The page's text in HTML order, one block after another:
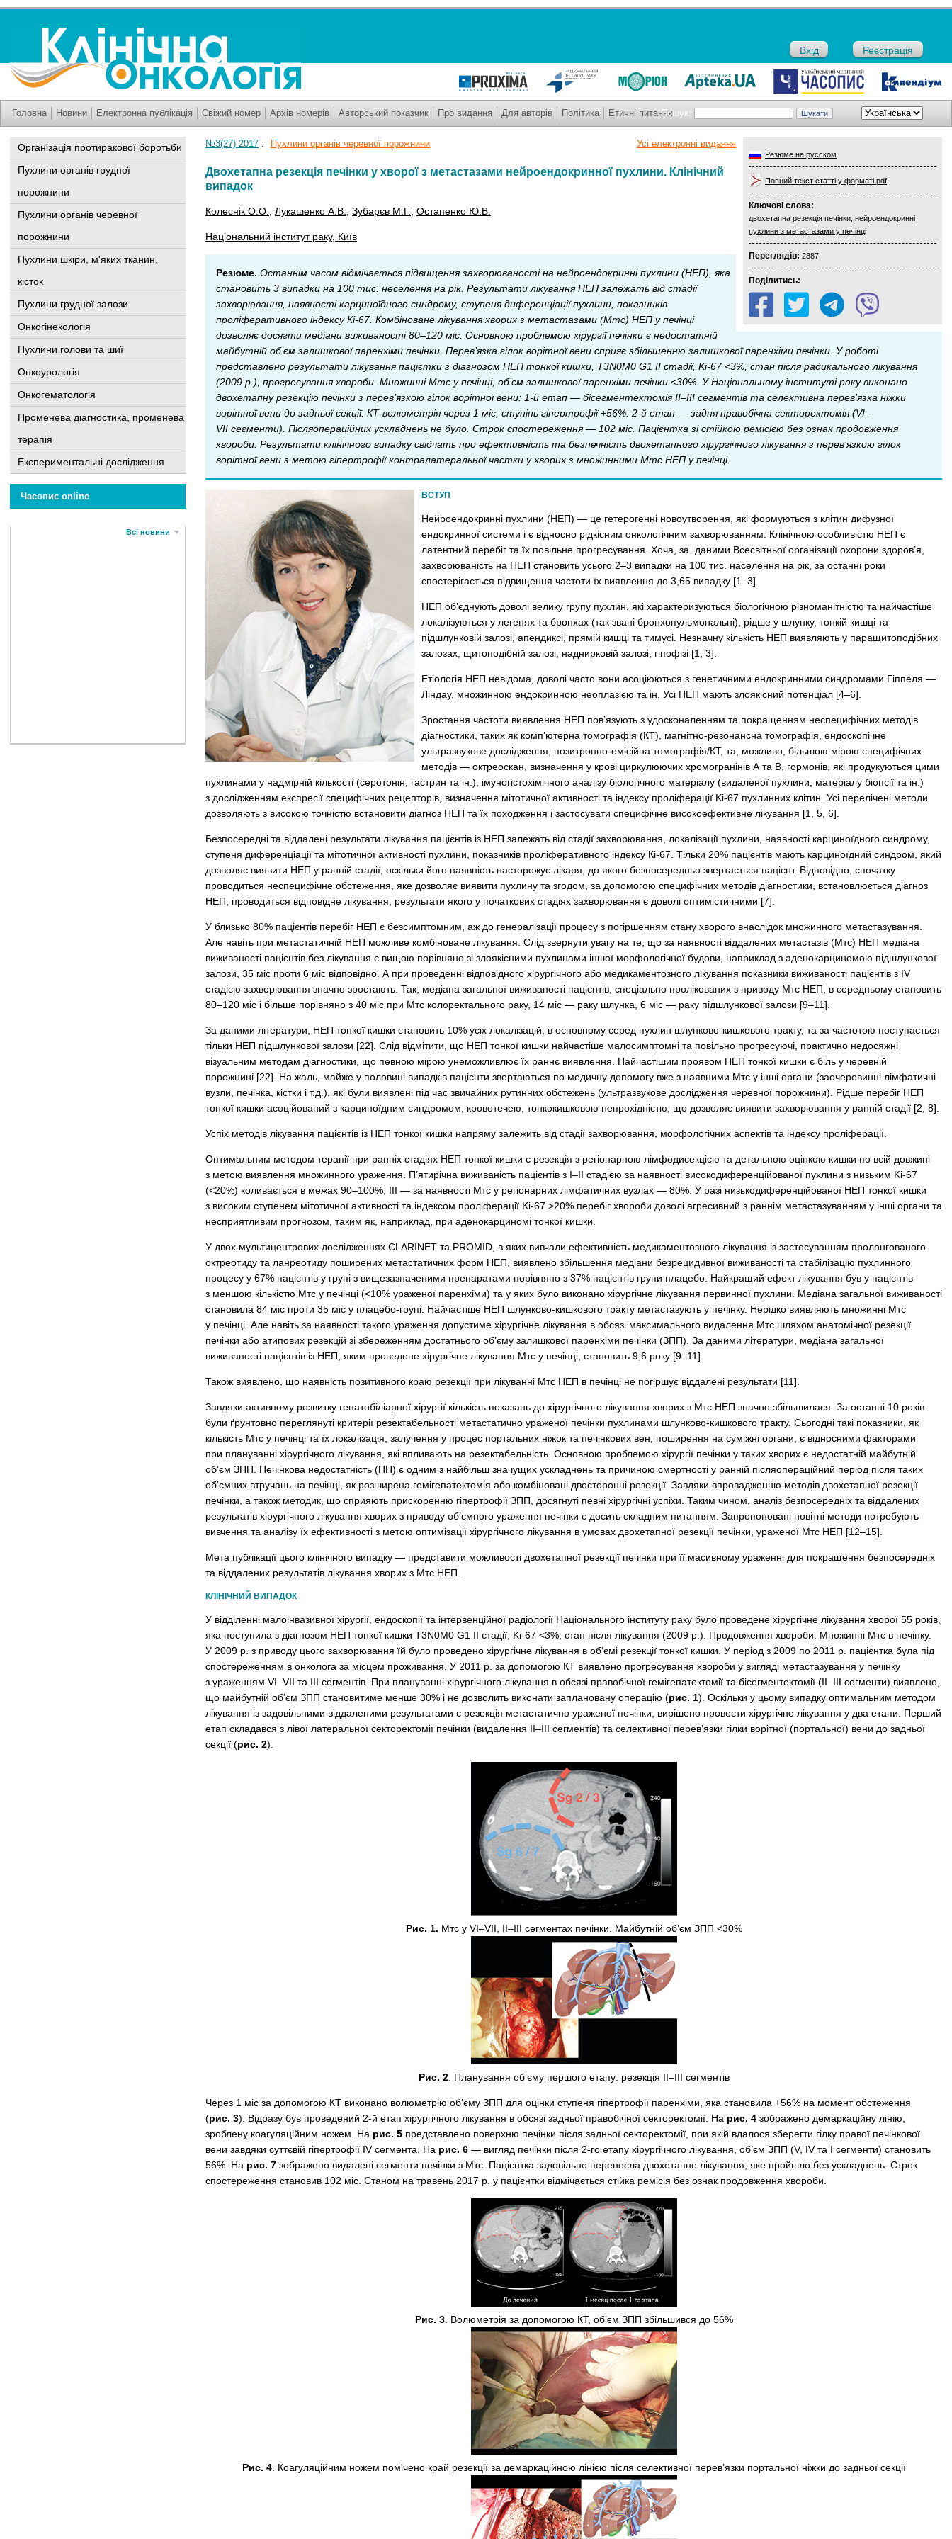
Вхід Реєстрація
Пошук:
Головна Новини Електронна публікація Свіжий номер Архів номерів Авторський показчик Про видання Для авторів Політика Етичні питання
Організація протиракової боротьби
Пухлини органів грудної
порожнини
Пухлини органів черевної
порожнини
Пухлини шкіри, м'яких тканин,
кісток
Пухлини грудної залози
Онкогінекологія
Пухлини голови та шиї
Онкоурологія
Онкогематологія
Променева діагностика, променева
терапія
Експериментальні дослідження
Часопис online
Всі новини
Резюме на русском
Повний текст статті у форматі pdf
Ключові слова:
двохетапна резекція печінки нейроендокринні
пухлини з метастазами у печінці
Переглядів: 2887
Поділитись:
Усі електронні видання
№3(27) 2017 : Пухлини органів черевної порожнини
Двохетапна резекція печінки у хворої з метастазами нейроендокринної пухлини. Клінічний
випадок
Колеснік О.О. Лукашенко А.В. Зубарєв М.Г. Остапенко Ю.В.
Національний інститут раку, Київ
Резюме. Останнім часом відмічається підвищення захворюваності на нейроендокринні пухлини (НЕП), яка
становить 3 випадки на 100 тис. неселення на рік. Результати лікування НЕП залежать від стадії
захворювання, наявності карциноїдного синдрому, ступеня диференціації пухлини, показників
проліферативного індексу Кi-67. Комбіноване лікування хворих з метастазами (Мтс) НЕП у печінці
дозволяє досягти медіани виживаності 80–120 міс. Основною проблемою хірургії печінки є недостатній
майбутній об’єм залишкової паренхіми печінки. Перев’язка гілок ворітної вени сприяє збільшенню залишкової паренхіми печінки. У роботі
представлено результати лікування пацієтки з діагнозом НЕП тонкої кишки, T3N0M0 G1 ІІ стадії, Ki-67 <3%, стан після радикального лікування
(2009 р.), прогресування хвороби. Множинні Мтс у печінці, об’єм залишкової паренхіми печінки <30%. У Національному інституті раку виконано
двохетапну резекцію печінки з перев’язкою гілок ворітної вени: 1-й етап — бісегментектомія II–III сегментів та селективна перев’язка ніжки
ворітної вени до задньої секції. КТ-волюметрія через 1 міс, ступінь гіпертрофії +56%. 2-й етап — задня правобічна секторектомія (VI–
VII сегменти). Післяопераційних ускладнень не було. Строк спостереження — 102 міс. Пацієнтка зі стійкою ремісією без ознак продовження
хвороби. Результати клінічного випадку свідчать про ефективність та безпечність двохетапного хірургічного лікування з перев’язкою гілок
ворітної вени з метою гіпертрофії контралатеральної частки у хворих з множинними Мтс НЕП у печінці.
ВСТУП
Нейроендокринні пухлини (НЕП) — це гетерогенні новоутворення, які формуються з клітин дифузної
ендокринної системи і є відносно рідкісним онкологічним захворюванням. Клінічною особливістю НЕП є
латентний перебіг та їх повільне прогресування. Хоча, за даними Всесвітньої організації охорони здоров’я,
захворюваність на НЕП становить усього 2–3 випадки на 100 тис. населення на рік, за останні роки
спостерігається підвищення частоти їх виявлення до 3,65 випадку [1–3].
НЕП об’єднують доволі велику групу пухлин, які характеризуються біологічною різноманітністю та найчастіше
локалізуються у легенях та бронхах (так звані бронхопульмональні), рідше у шлунку, тонкій кишці та
підшлунковій залозі, апендиксі, прямій кишці та тимусі. Незначну кількість НЕП виявляють у паращитоподібних
залозах, щитоподібній залозі, наднирковій залозі, гіпофізі [1, 3].
Етіологія НЕП невідома, доволі часто вони асоціюються з генетичними ендокринними синдромами Гіппеля —
Ліндау, множинною ендокринною неоплазією та ін. Усі НЕП мають злоякісний потенціал [4–6].
Зростання частоти виявлення НЕП пов’язують з удосконаленням та покращенням неспецифічних методів
діагностики, таких як комп’ютерна томографія (КТ), магнітно-резонансна томографія, ендоскопічне
ультразвукове дослідження, позитронно-емісійна томографія/КТ, та, можливо, більшою мірою специфічних
методів — октрео­скан, визначення у крові циркулюючих хромогранінів А та В, гормонів, які продукуються цими
пухлинами у надмірній кількості (серотонін, гастрин та ін.), імуногістохімічного аналізу біологічного матеріалу (видаленої пухлини, матеріалу біопсії та ін.)
з дослідженням експресії специфічних рецепторів, визначення мітотичної активності та індексу проліферації Ki-67 пухлинних клітин. Усі перелічені методи
дозволяють з високою точністю встановити діагноз НЕП та їх походження і застосувати специфічне високоефективне лікування [1, 5, 6].
Безпосередні та віддалені результати лікування пацієнтів із НЕП залежать від стадії захворювання, локалізації пухлини, наявності карциноїдного синдрому,
ступеня диференціації та мітотичної активності пухлини, показників проліферативного індексу Кi-67. Тільки 20% пацієнтів мають карциноїдний синдром, який
дозволяє виявити НЕП у ранній стадії, оскільки його наявність насторожує лікаря, до якого безпосередньо звертається пацієнт. Відповідно, спочатку
проводиться неспецифічне обстеження, яке дозволяє виявити пухлину та згодом, за допомогою специфічних методів діагностики, встановлюється діагноз
НЕП, проводиться відповідне лікування, результати якого у початкових стадіях захворювання є доволі оптимістичними [7].
У близько 80% пацієнтів перебіг НЕП є безсимптомним, аж до генералізації процесу з погіршенням стану хворого внаслідок множинного метастазування.
Але навіть при метастатичній НЕП можливе комбіноване лікування. Слід звернути увагу на те, що за наявності віддалених метастазів (Мтс) НЕП медіана
виживаності пацієнтів без лікування є вищою порівняно зі злоякісними пухлинами іншої морфологічної будови, наприклад з аденокарциномою підшлункової
залози, 35 міс проти 6 міс відповідно. А при проведенні відповідного хірургічного або медикаментозного лікування показники виживаності пацієнтів з IV
стадією захворювання значно зростають. Так, медіана загальної виживаності пацієнтів, спеціально пролікованих з приводу Мтс НЕП, в середньому становить
80–120 міс і більше порівняно з 40 міс при Мтс колоректального раку, 14 міс — раку шлунка, 6 міс — раку підшлункової залози [9–11].
За даними літератури, НЕП тонкої кишки становить 10% усіх локалізацій, в основному серед пухлин шлунково-кишкового тракту, та за частотою поступається
тільки НЕП підшлункової залози [22]. Слід відмітити, що НЕП тонкої кишки найчастіше малосимптомні та повільно прогресуючі, практично недосяжні
візуальним методам діагностики, що певною мірою унеможливлює їх раннє виявлення. Найчастішим проявом НЕП тонкої кишки є біль у черевній
порожнині [22]. На жаль, майже у половині випадків пацієнти звертаються по медичну допомогу вже з наявними Мтс у інші органи (заочеревинні лімфатичні
вузли, печінка, кістки і т.д.), які були виявлені під час звичайних рутинних обстежень (ультразвукове дослідження черевної порожнини). Рідше перебіг НЕП
тонкої кишки асоційований з карциноїдним синдромом, кровотечею, тонкокишковою непрохідністю, що дозволяє виявити захворювання у ранній стадії [2, 8].
Успіх методів лікування пацієнтів із НЕП тонкої кишки напряму залежить від стадії захворювання, морфологічних аспектів та індексу проліферації.
Оптимальним методом терапії при ранніх стадіях НЕП тонкої кишки є резекція з регіонарною лімфодисекцією та детальною оцінкою кишки по всій довжині
з метою виявлення множинного ураження. П’ятирічна виживаність пацієнтів з І–ІІ стадією за наявності високодиференційованої пухлини з низьким Ki-67
(<20%) коливається в межах 90–100%, ІІІ — за наявності Мтс у регіонарних лімфатичних вузлах — 80%. У разі низькодиференційованої НЕП тонкої кишки
з високим ступенем мітотичної активності та індексом проліферації Ki-67 >20% перебіг хвороби доволі агресивний з раннім метастазуванням у інші органи та
несприятливим прогнозом, таким як, наприклад, при аденокарциномі тонкої кишки.
У двох мультицентрових дослідженнях CLARINET та PROMID, в яких вивчали ефективність медикаментозного лікування із застосуванням пролонгованого
октреотиду та ланрео­тиду поширених метастатичних форм НЕП, виявлено збільшення медіани безрецидивної виживаності та стабілізацію пухлинного
процесу у 67% пацієнтів у групі з вищезазначеними препаратами порівняно з 37% пацієнтів групи плацебо. Найкращий ефект лікування був у пацієнтів
з меншою кількістю Мтс у печінці (<10% ураженої паренхіми) та у яких було виконано хірургічне лікування первинної пухлини. Медіана загальної виживаності
становила 84 міс проти 35 міс у плацебо-групі. Найчастіше НЕП шлунково-кишкового тракту метастазують у печінку. Нерідко виявляють множинні Мтс
у печінці. Але навіть за наявності такого ураження допустиме хірургічне лікування в обсязі максимального видалення Мтс шляхом анатомічної резекції
печінки або атипових резекцій зі збереженням достатнього об’єму залишкової паренхіми печінки (ЗПП). За даними літератури, медіана загальної
виживаності пацієнтів із НЕП, яким проведене хірургічне лікування Мтс у печінці, становить 9,6 року [9–11].
Також виявлено, що наявність позитивного краю резекції при лікуванні Мтс НЕП в печінці не погіршує віддалені результати [11].
Завдяки активному розвитку гепатобіліарної хірургії кількість показань до хірургічного лікування хворих з Мтс НЕП значно збільшилася. За останні 10 років
були ґрунтовно переглянуті критерії резектабельності метастатично ураженої печінки пухлинами шлунково-кишкового тракту. Сьогодні такі показники, як
кількість Мтс у печінці та їх локалізація, залучення у процес портальних ніжок та печінкових вен, поширення на суміжні органи, є відносними факторами
при плануванні хірургічного лікування, які впливають на резектабельність. Основною проблемою хірургії печінки у таких хворих є недостатній майбутній
об’єм ЗПП. Печінкова недостатність (ПН) є одним з найбільш значущих ускладнень та причиною смертності у ранній післяопераційний період після таких
об’ємних втручань на печінці, як розширена гемігепатектомія або комбіновані двосторонні резекції. Завдяки впровадженню методів двохетапної резекції
печінки, а також методик, що сприяють прискоренню гіпертрофії ЗПП, досягнуті певні хірургічні успіхи. Таким чином, аналіз безпосередніх та віддалених
результатів хірургічного лікування хворих з приводу об’ємного ураження печінки є досить складним питанням. Запропоновані новітні методи потребують
вивчення та аналізу їх ефективності з метою оптимізації хірургічного лікування в умовах двохетапної резекції печінки, ураженої Мтс НЕП [12–15].
Мета публікації цього клінічного випадку — представити можливості двох­етапної резекції печінки при її масивному ураженні для покращення безпосередніх
та віддалених результатів лікування хворих з Мтс НЕП.
КЛІНІЧНИЙ ВИПАДОК
У відділенні малоінвазивної хірургії, ендоскопії та інтервенційної радіології Національного інституту раку було проведене хірургічне лікування хворої 55 років,
яка поступила з діагнозом НЕП тонкої кишки T3N0M0 G1 ІІ стадії, Ki-67 <3%, стан після лікування (2009 р.). Продовження хвороби. Множинні Мтс в печінку.
У 2009 р. з приводу цього захворювання їй було проведено хірургічне лікування в об’ємі резекції тонкої кишки. У період з 2009 по 2011 р. пацієнтка була під
спостереженням в онколога за місцем проживання. У 2011 р. за допомогою КТ виявлено прогресування хвороби у вигляді метастазування у печінку
з ураженням VI–VII та III сегментів. При плануванні хірургічного лікування в обсязі правобічної гемігепатектомії та бісегментектомії (II–III сегменти) виявлено,
що майбутній об’єм ЗПП становитиме менше 30% і не дозволить виконати заплановану операцію (рис. 1). Оскільки у цьому випадку оптимальним методом
лікування із задовільними віддаленими результатами є резекція метастатично ураженої печінки, вирішено провести хірургічне лікування у два етапи. Перший
етап складався з лівої латеральної секторектомії печінки (видалення II–III сегментів) та селективної перев’язки гілки ворітної (портальної) вени до задньої
секції (рис. 2).
Рис. 1. Мтс у VI–VII, II–III сегментах печінки. Майбутній об’єм ЗПП <30%
Рис. 2. Планування об’єму першого етапу: резекція II–III сегментів
Через 1 міс за допомогою КТ виконано волюметрію об’єму ЗПП для оцінки ступеня гіпертрофії паренхіми, яка становила +56% на момент обстеження
(рис. 3). Відразу був проведений 2-й етап хірургічного лікування в обсязі задньої правобічної секторектомії. На рис. 4 зображено демаркаційну лінію,
зроблену коагуляційним ножем. На рис. 5 представлено поверхню печінки після задньої секторектомії, при якій вдалося зберегти гілку правої печінкової
вени завдяки суттєвій гіпертрофії IV сегмента. На рис. 6 — вигляд печінки після 2-го етапу хірургічного лікування, об’єм ЗПП (V, IV та I сегменти) становить
56%. На рис. 7 зображено видалені сегменти печінки з Мтс. Пацієнтка задовільно перенесла двохетапне лікування, яке пройшло без ускладнень. Строк
спостереження становив 102 міс. Станом на травень 2017 р. у пацієнтки відмічається стійка ремісія без ознак продовження хвороби.
Рис. 3. Волюметрія за допомогою КТ, об’єм ЗПП збільшився до 56%
Рис. 4. Коагуляційним ножем помічено край резекції за демаркаційною лінією після селективної перев’язки портальної ніжки до задньої секції